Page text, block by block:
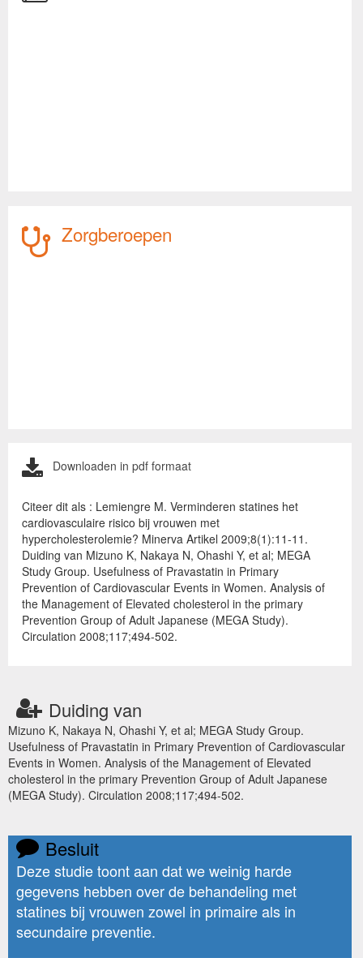
Zorgberoepen
Downloaden in pdf formaat
Citeer dit als : Lemiengre M. Verminderen statines het
cardiovasculaire risico bij vrouwen met
hypercholesterolemie? Minerva Artikel 2009;8(1):11-11.
Duiding van Mizuno K, Nakaya N, Ohashi Y, et al; MEGA
Study Group. Usefulness of Pravastatin in Primary
Prevention of Cardiovascular Events in Women. Analysis of
the Management of Elevated cholesterol in the primary
Prevention Group of Adult Japanese (MEGA Study).
Circulation 2008;117;494-502.
Duiding van
Mizuno K, Nakaya N, Ohashi Y, et al; MEGA Study Group.
Usefulness of Pravastatin in Primary Prevention of Cardiovascular
Events in Women. Analysis of the Management of Elevated
cholesterol in the primary Prevention Group of Adult Japanese
(MEGA Study). Circulation 2008;117;494-502.
Besluit
Deze studie toont aan dat we weinig harde
gegevens hebben over de behandeling met
statines bij vrouwen zowel in primaire als in
secundaire preventie.